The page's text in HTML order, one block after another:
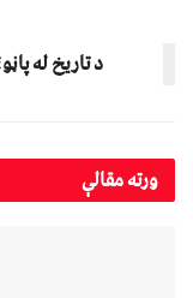
د تاریخ له
ورتهمقالې